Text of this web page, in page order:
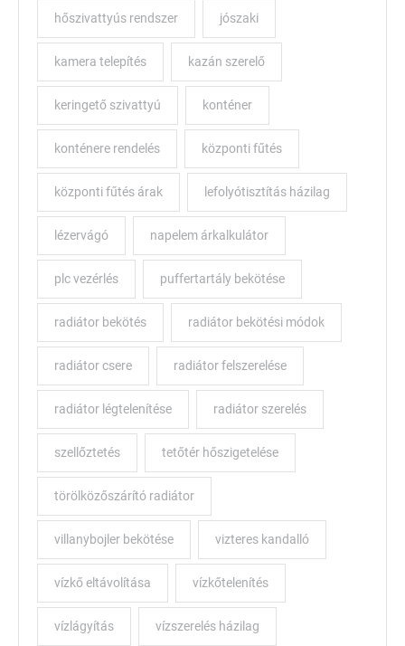
hőszivattyús rendszer jószaki
kamera telepítés kazán szerelő
keringető szivattyú konténer
konténere rendelés központi fűtés
központi fűtés árak lefolyótisztítás házilag
lézervágó napelem árkalkulátor
plc vezérlés puffertartály bekötése
radiátor bekötés radiátor bekötési módok
radiátor csere radiátor felszerelése
radiátor légtelenítése radiátor szerelés
szellőztetés tetőtér hőszigetelése
törölközőszárító radiátor
villanybojler bekötése vizteres kandalló
vízkő eltávolítása vízkőtelenítés
vízlágyítás vízszerelés házilag